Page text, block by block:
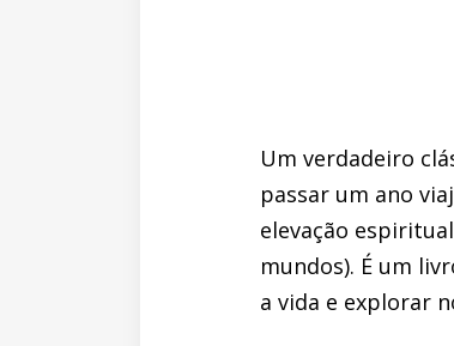
Um verdadeiro
passar um ano
elevação
mundos). É um
a vida e explorar